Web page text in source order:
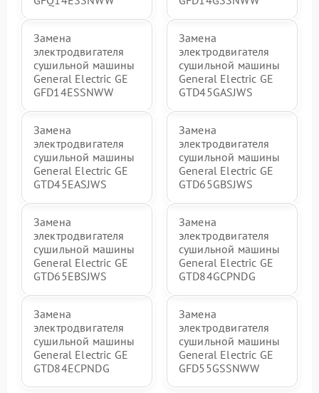
Замена
электродвигателя
сушильной машины
General Electric GE
GFD14ESSNWW
Замена
электродвигателя
сушильной машины
General Electric GE
GTD45GASJWS
Замена
электродвигателя
сушильной машины
General Electric GE
GTD45EASJWS
Замена
электродвигателя
сушильной машины
General Electric GE
GTD65GBSJWS
Замена
электродвигателя
сушильной машины
General Electric GE
GTD65EBSJWS
Замена
электродвигателя
сушильной машины
General Electric GE
GTD84GCPNDG
Замена
электродвигателя
сушильной машины
General Electric GE
GTD84ECPNDG
Замена
электродвигателя
сушильной машины
General Electric GE
GFD55GSSNWW